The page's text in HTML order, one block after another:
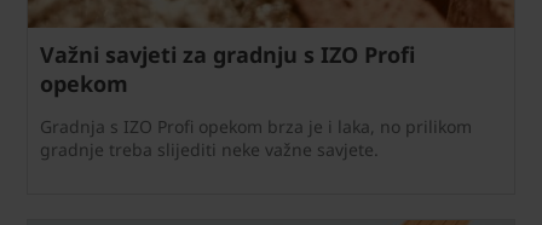
Važni savjeti za gradnju s IZO Profi
opekom
Gradnja s IZO Profi opekom brza je i laka, no prilikom
gradnje treba slijediti neke važne savjete.